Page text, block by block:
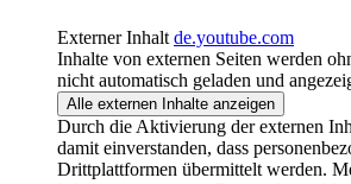
Externer Inhalt de.youtube.com
Inhalte von externen Seiten werden
nicht automatisch geladen und
Alle externen Inhalte anzeigen
Durch die Aktivierung der externen
damit einverstanden, dass
Drittplattformen übermittelt werden.